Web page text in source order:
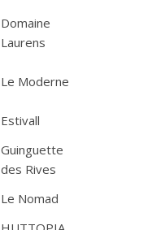
Domaine
Laurens
Le Moderne
Estivall
Guinguette
des Rives
Le Nomad